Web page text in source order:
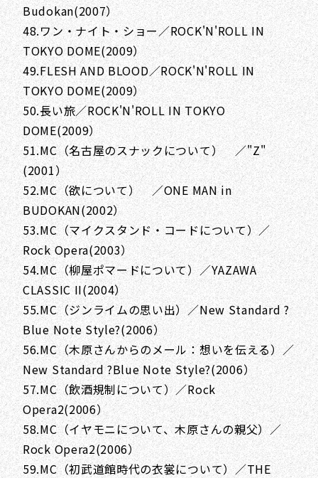
Budokan(2007）
48.ワン・ナイト・ショー／ROCK'N'ROLL IN
TOKYO DOME(2009）
49.FLESH AND BLOOD／ROCK'N'ROLL IN
TOKYO DOME(2009）
50.長い旅／ROCK'N'ROLL IN TOKYO
DOME(2009）
51.MC（名古屋のスナックについて） ／"Z"
(2001）
52.MC（欲について） ／ONE MAN in
BUDOKAN(2002）
53.MC（マイクスタンド・コードについて）／
Rock Opera(2003）
54.MC（柳屋ポマードについて）／YAZAWA
CLASSIC II(2004）
55.MC（ジンライムの思い出）／New Standard ?
Blue Note Style?(2006）
56.MC（木原さんからのメール：想いを伝える）／
New Standard ?Blue Note Style?(2006）
57.MC（飲酒規制について）／Rock
Opera2(2006）
58.MC（イヤモニについて、木原さんの親父）／
Rock Opera2(2006）
59.MC（初武道館時代の衣裳について）／THE